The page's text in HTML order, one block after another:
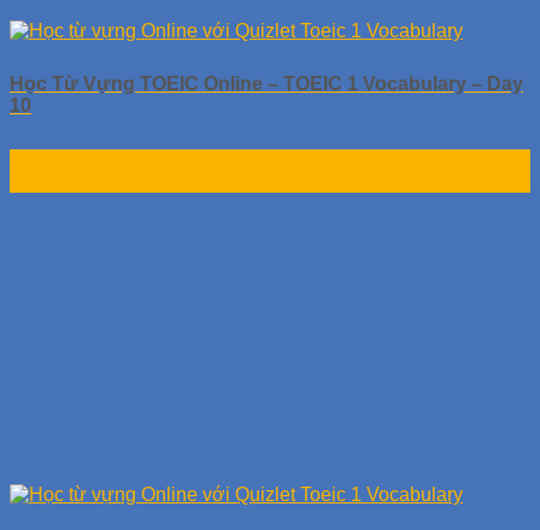
Học Từ Vựng TOEIC Online – TOEIC 1 Vocabulary – Day
10